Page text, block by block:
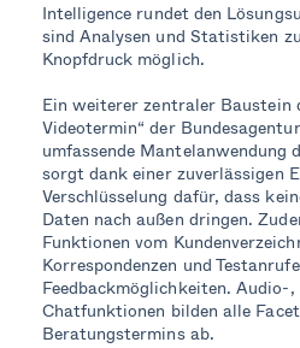
Intelligence rundet den
sind Analysen und Statistiken
Knopfdruck möglich.
Ein weiterer zentraler Baustein
Videotermin“ der
umfassende Mantelanwendung
sorgt dank einer zuverlässigen
Verschlüsselung dafür, dass
Daten nach außen dringen.
Funktionen vom
Korrespondenzen und
Feedbackmöglichkeiten. Audio-,
Chatfunktionen bilden alle
Beratungstermins ab.